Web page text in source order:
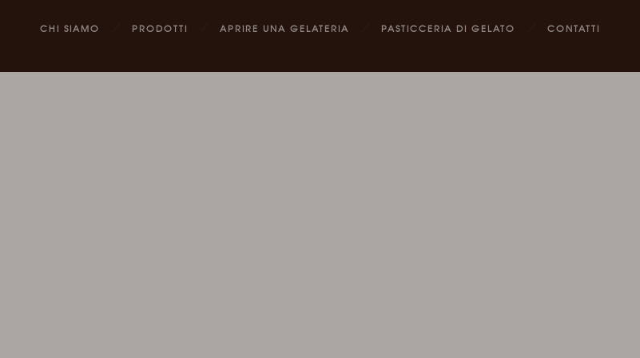
CHI SIAMO PRODOTTI APRIRE UNA GELATERIA PASTICCERIA DI GELATO CONTATTI